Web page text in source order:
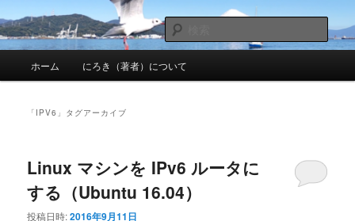
イ
ン
ブ
コ
にろきのメモ帳
nhirokinet's notes
索
ホーム にろき（著者）について
「 IPV6 」タグアーカイブ
Linux マシンを IPv6 ルータに
する（Ubuntu 16.04）
投稿日時:2016年9月11日